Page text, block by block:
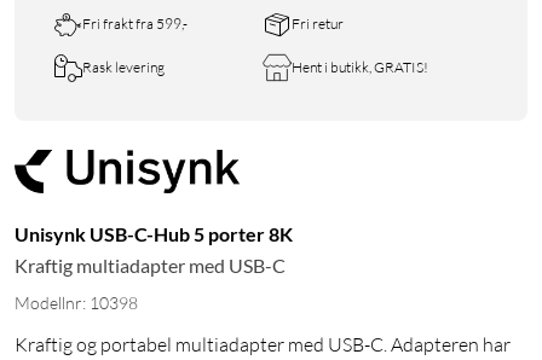
Fri frakt fra 599,- Fri retur
Rask levering Hent i butikk, GRATIS!
Unisynk USB-C-Hub 5 porter 8K
Kraftig multiadapter med USB-C
Modellnr: 10398
Kraftig og portabel multiadapter med USB-C. Adapteren har